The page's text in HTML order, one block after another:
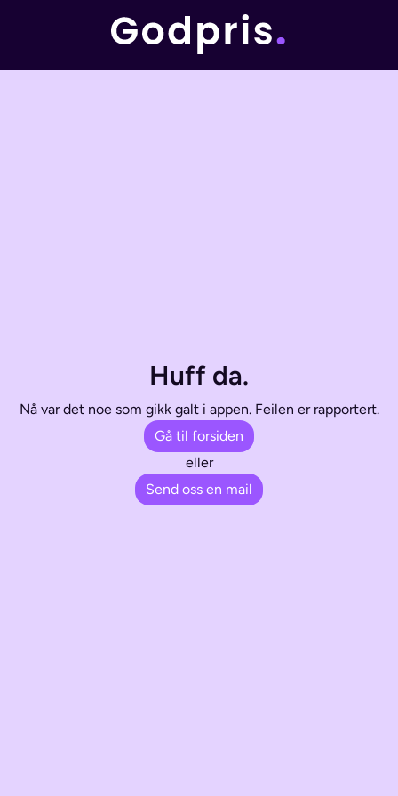
Huff da.
Nå var det noe som gikk galt i appen. Feilen er rapportert.
Gå til forsiden
eller
Send oss en mail